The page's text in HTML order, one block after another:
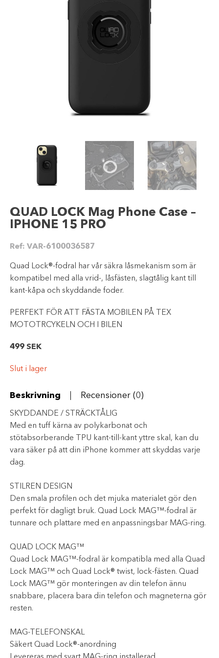
QUAD LOCK Mag Phone Case –
IPHONE 15 PRO
Ref: VAR-6100036587
Quad Lock®-fodral har vår säkra låsmekanism som är
kompatibel med alla vrid-, låsfästen, slagtålig kant till
kant-kåpa och skyddande foder.
PERFEKT FÖR ATT FÄSTA MOBILEN PÅ TEX
MOTOTRCYKELN OCH I BILEN
499 SEK
Slut i lager
Beskrivning Recensioner (0)
SKYDDANDE / STRÄCKTÅLIG
Med en tuff kärna av polykarbonat och
stötabsorberande TPU kant-till-kant yttre skal, kan du
vara säker på att din iPhone kommer att skyddas varje
dag.
STILREN DESIGN
Den smala profilen och det mjuka materialet gör den
perfekt för dagligt bruk. Quad Lock MAG™-fodral är
tunnare och plattare med en anpassningsbar MAG-ring.
QUAD LOCK MAG™
Quad Lock MAG™-fodral är kompatibla med alla Quad
Lock MAG™ och Quad Lock® twist, lock-fästen. Quad
Lock MAG™ gör monteringen av din telefon ännu
snabbare, placera bara din telefon och magneterna gör
resten.
MAG-TELEFONSKAL
Säkert Quad Lock®-anordning